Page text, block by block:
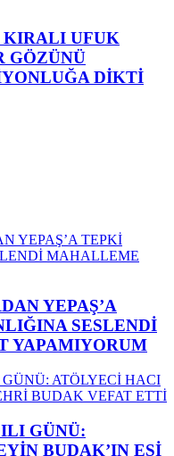
KIRALI UFUK
GÖZÜNÜ
DİKTİ
YEPAŞ’A
SESLENDİ
YAPAMIYORUM
GÜNÜ:
BUDAK’IN EŞİ